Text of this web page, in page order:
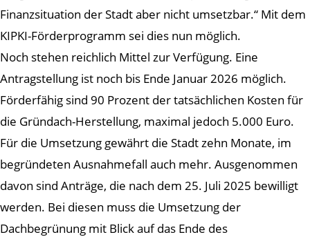
Finanzsituation der Stadt aber nicht umsetzbar.“ Mit dem
KIPKI-Förderprogramm sei dies nun möglich.
Noch stehen reichlich Mittel zur Verfügung. Eine
Antragstellung ist noch bis Ende Januar 2026 möglich.
Förderfähig sind 90 Prozent der tatsächlichen Kosten für
die Gründach-Herstellung, maximal jedoch 5.000 Euro.
Für die Umsetzung gewährt die Stadt zehn Monate, im
begründeten Ausnahmefall auch mehr. Ausgenommen
davon sind Anträge, die nach dem 25. Juli 2025 bewilligt
werden. Bei diesen muss die Umsetzung der
Dachbegrünung mit Blick auf das Ende des